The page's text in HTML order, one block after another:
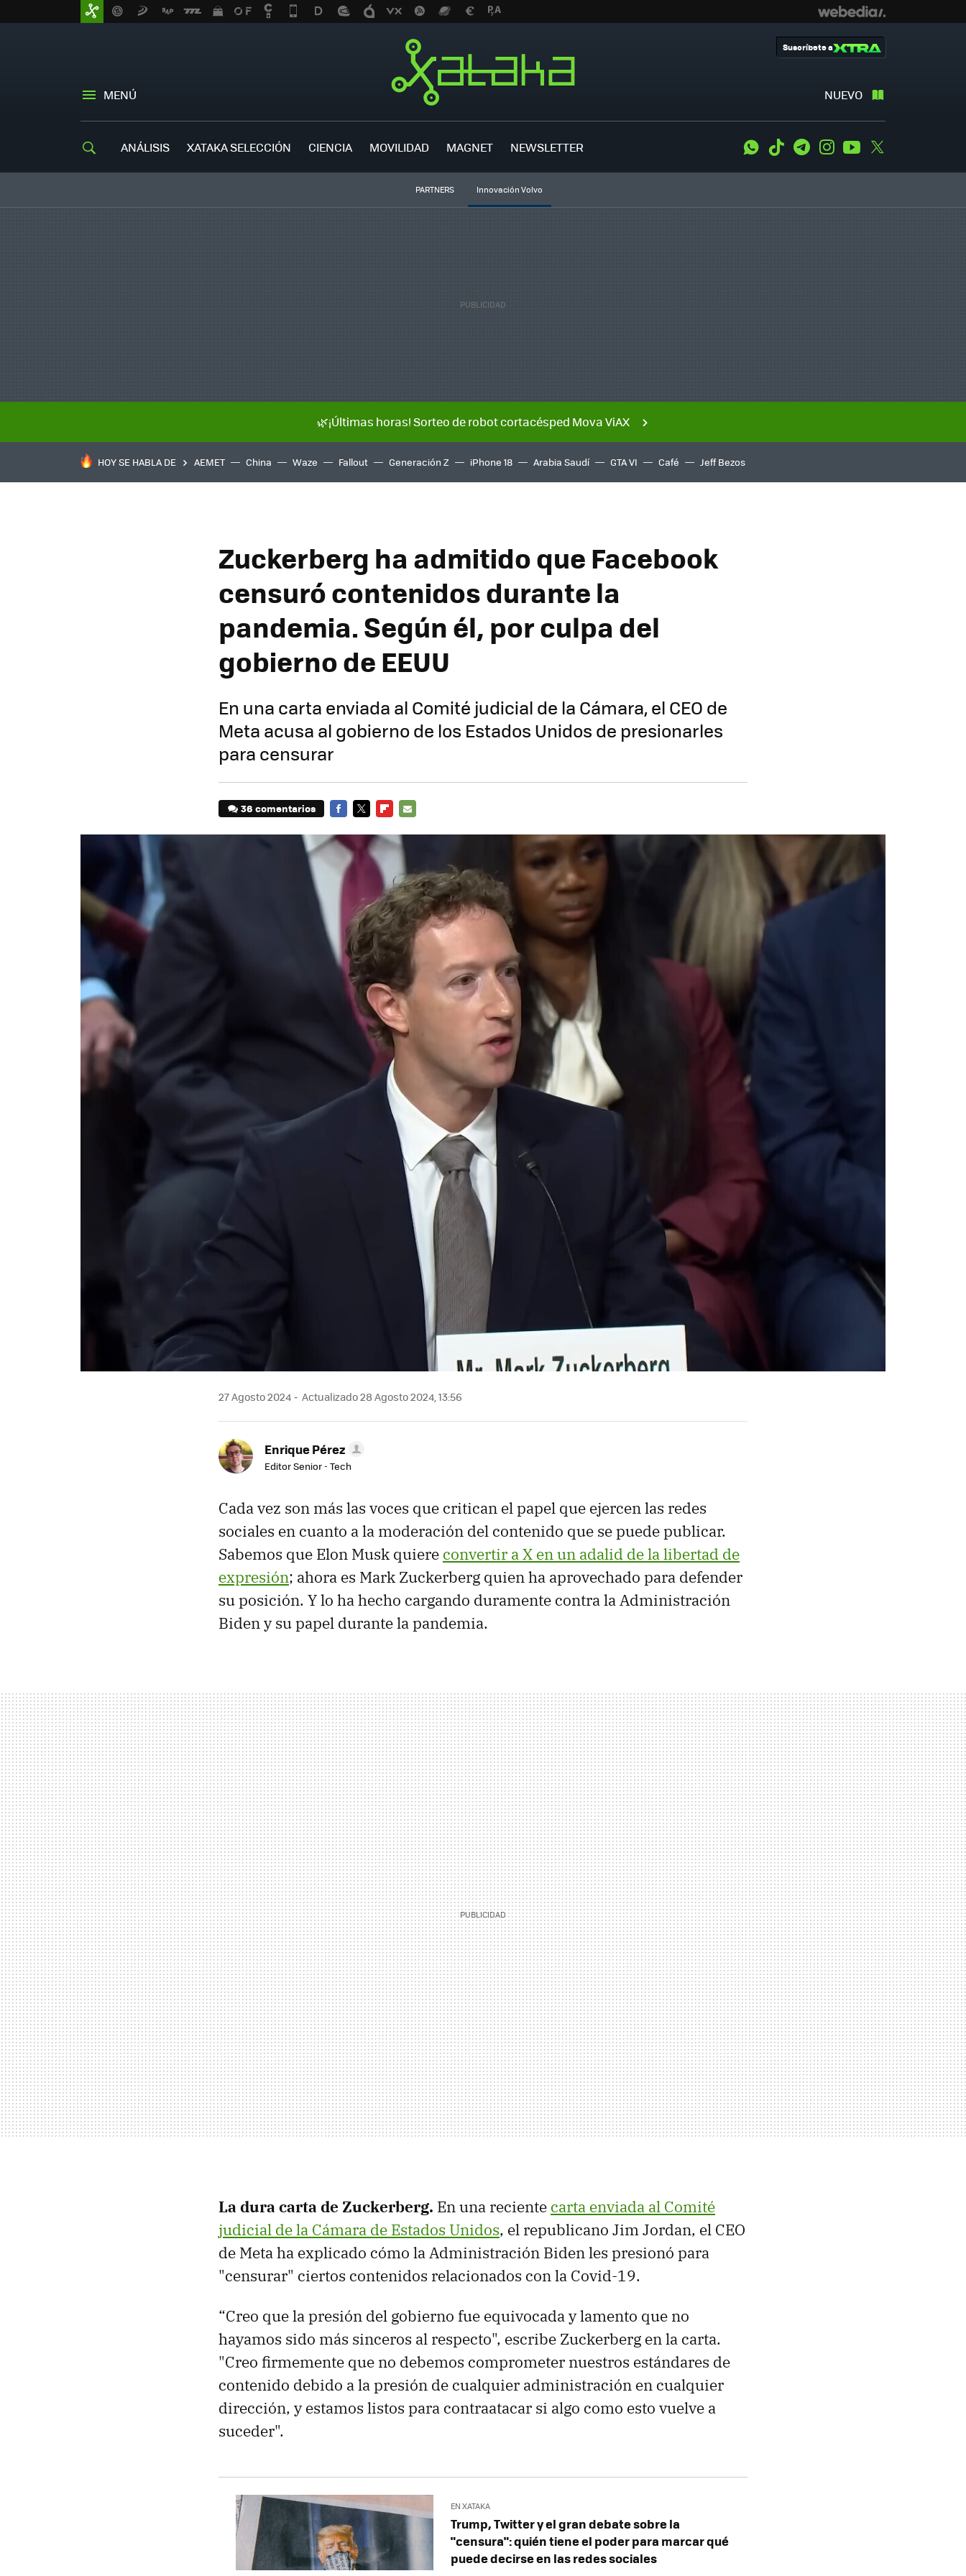
MENÚ NUEVO
Suscríbete a
ANÁLISIS XATAKA SELECCIÓN CIENCIA MOVILIDAD MAGNET NEWSLETTER WhatsApp
Tiktok TelegramInstagramYoutube
PARTNERS Innovación Volvo
🌿¡Últimas horas! Sorteo de robot cortacésped Mova ViAX
HOY SE HABLA DE AEMET China Waze Fallout Generación Z iPhone 18 Arabia Saudí GTA VI Café Jeff Bezos
Zuckerberg ha admitido que Facebook
censuró contenidos durante la
pandemia. Según él, por culpa del
gobierno de EEUU
En una carta enviada al Comité judicial de la Cámara, el CEO de
Meta acusa al gobierno de los Estados Unidos de presionarles
para censurar
36 comentarios
MAIL
27 Agosto 2024 Actualizado 28 Agosto 2024, 13:56
Enrique Pérez
Editor Senior - Tech
Cada vez son más las voces que critican el papel que ejercen las redes
sociales en cuanto a la moderación del contenido que se puede publicar.
Sabemos que Elon Musk quiere convertir a X en un adalid de la libertad de
expresión; ahora es Mark Zuckerberg quien ha aprovechado para defender
su posición. Y lo ha hecho cargando duramente contra la Administración
Biden y su papel durante la pandemia.
La dura carta de Zuckerberg. En una reciente carta enviada al Comité
judicial de la Cámara de Estados Unidos, el republicano Jim Jordan, el CEO
de Meta ha explicado cómo la Administración Biden les presionó para
"censurar" ciertos contenidos relacionados con la Covid-19.
“Creo que la presión del gobierno fue equivocada y lamento que no
hayamos sido más sinceros al respecto", escribe Zuckerberg en la carta.
"Creo firmemente que no debemos comprometer nuestros estándares de
contenido debido a la presión de cualquier administración en cualquier
dirección, y estamos listos para contraatacar si algo como esto vuelve a
suceder".
EN XATAKA
Trump, Twitter y el gran debate sobre la
"censura": quién tiene el poder para marcar qué
puede decirse en las redes sociales